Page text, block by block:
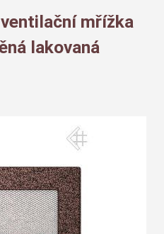
mřížka
lakovaná